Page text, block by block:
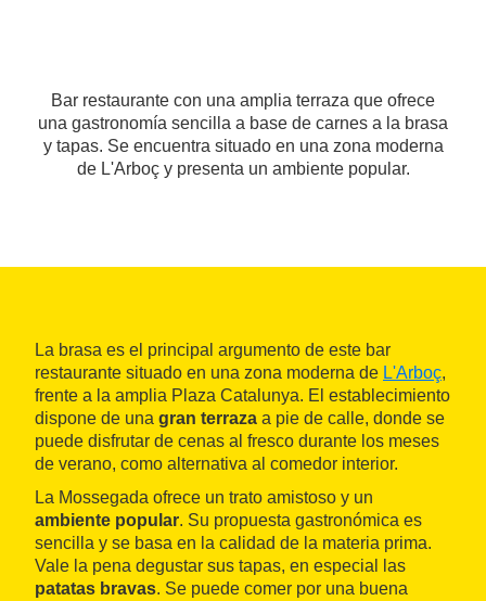
Bar restaurante con una amplia terraza que ofrece
una gastronomía sencilla a base de carnes a la brasa
y tapas. Se encuentra situado en una zona moderna
de L'Arboç y presenta un ambiente popular.
La brasa es el principal argumento de este bar
restaurante situado en una zona moderna de L'Arboç,
frente a la amplia Plaza Catalunya. El establecimiento
dispone de una gran terraza a pie de calle, donde se
puede disfrutar de cenas al fresco durante los meses
de verano, como alternativa al comedor interior.
La Mossegada ofrece un trato amistoso y un
ambiente popular. Su propuesta gastronómica es
sencilla y se basa en la calidad de la materia prima.
Vale la pena degustar sus tapas, en especial las
patatas bravas. Se puede comer por una buena